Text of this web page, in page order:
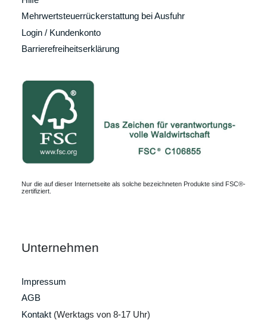
Mehrwertsteuerrückerstattung bei Ausfuhr
Login / Kundenkonto
Barrierefreiheitserklärung
Nur die auf dieser Internetseite als solche bezeichneten Produkte sind FSC®-
zertifiziert.
Unternehmen
Impressum
AGB
Kontakt (Werktags von 8-17 Uhr)